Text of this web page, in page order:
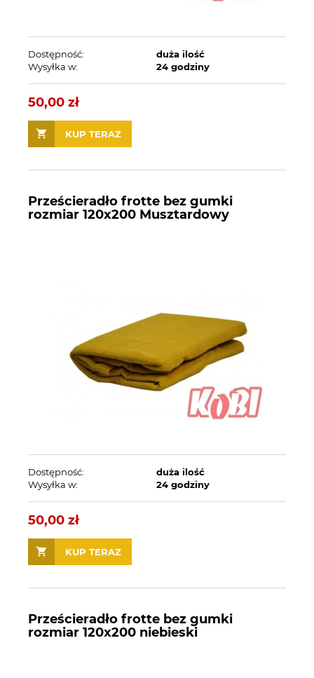
Dostępność:
duża ilość
Wysyłka w:
24 godziny
50,00 zł
KUP TERAZ
Prześcieradło frotte bez gumki
rozmiar 120x200 Musztardowy
Dostępność:
duża ilość
Wysyłka w:
24 godziny
50,00 zł
KUP TERAZ
Prześcieradło frotte bez gumki
rozmiar 120x200 niebieski